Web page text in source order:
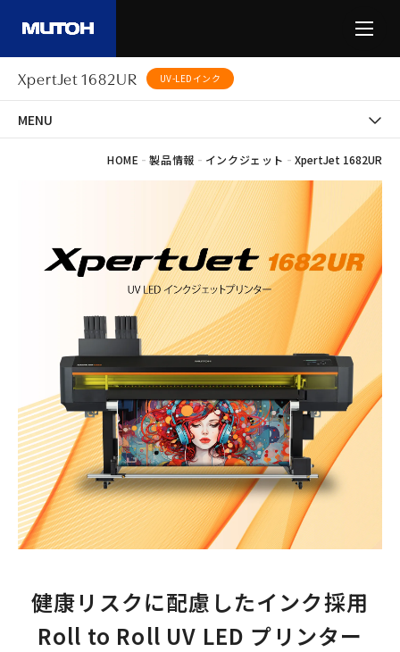
XpertJet 1682UR UV-LEDインク
HOME -製品情報 - インクジェット - XpertJet 1682UR
MENU
健康リスクに配慮したインク採用
Roll to Roll UV LED プリンター